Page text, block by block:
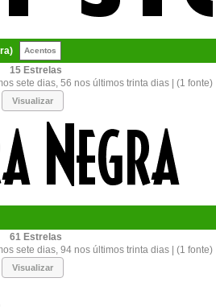
Acentos
15
sete dias, 56 nos últimos trinta dias | (1 fonte)
Visualizar
61
sete dias, 94 nos últimos trinta dias | (1 fonte)
Visualizar